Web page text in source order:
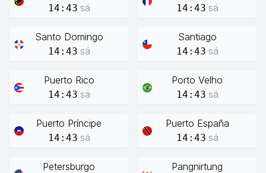
14:43 sá 14:43 sá
Santo Domingo
14:43 sá
Santiago
14:43 sá
Puerto Rico
14:43 sá
Porto Velho
14:43 sá
Puerto Príncipe
14:43 sá
Puerto España
14:43 sá
Petersburgo Pangnirtung